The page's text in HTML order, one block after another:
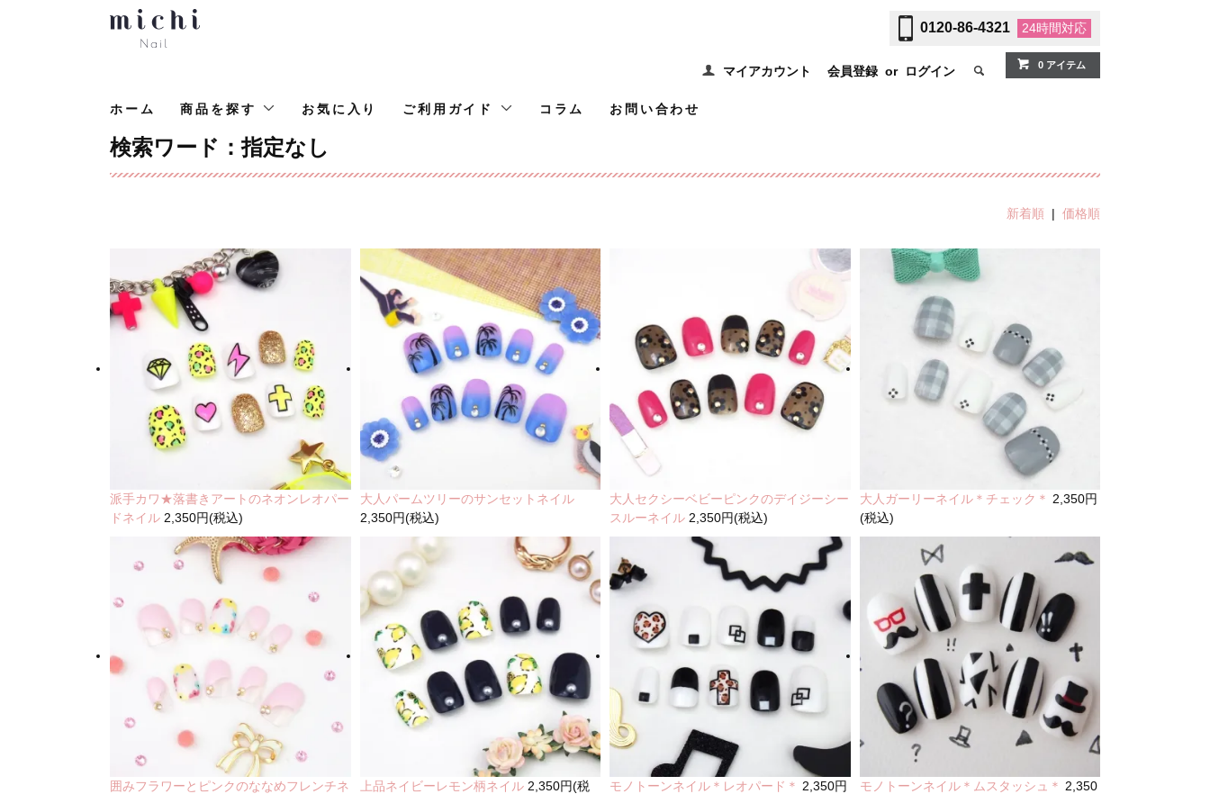
0120-86-4321 24時間対応
マイアカウント 会員登録 or ログイン 0 アイテム
ホーム 商品を探す お気に入り ご利用ガイド コラム お問い合わせ
検索ワード：指定なし
新着順 | 価格順
派手カワ★落書きアートのネオンレオパー
ドネイル 2,350円(税込)
大人パームツリーのサンセットネイル
2,350円(税込)
大人セクシーベビーピンクのデイジーシー
スルーネイル 2,350円(税込)
大人ガーリーネイル＊チェック＊ 2,350円
(税込)
囲みフラワーとピンクのななめフレンチネ
上品ネイビーレモン柄ネイル 2,350円(税
モノトーンネイル＊レオパード＊ 2,350円
モノトーンネイル＊ムスタッシュ＊ 2,350